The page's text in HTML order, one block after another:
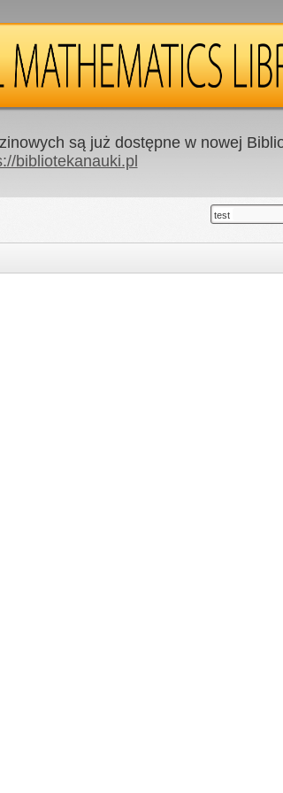
są już dostępne w nowej
bibliotekanauki.pl
test